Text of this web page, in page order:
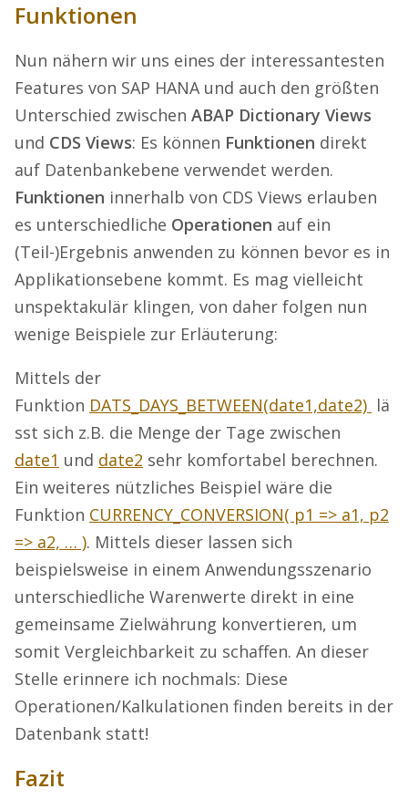
Funktionen
Nun nähern wir uns eines der interessantesten
Features von SAP HANA und auch den größten
Unterschied zwischen ABAP Dictionary Views
und CDS Views: Es können Funktionen direkt
auf Datenbankebene verwendet werden.
Funktionen innerhalb von CDS Views erlauben
es unterschiedliche Operationen auf ein
(Teil-)Ergebnis anwenden zu können bevor es in
Applikationsebene kommt. Es mag vielleicht
unspektakulär klingen, von daher folgen nun
wenige Beispiele zur Erläuterung:
Mittels der
Funktion DATS_DAYS_BETWEEN(date1,date2) lä
sst sich z.B. die Menge der Tage zwischen
date1 und date2 sehr komfortabel berechnen.
Ein weiteres nützliches Beispiel wäre die
Funktion CURRENCY_CONVERSION( p1 => a1, p2
=> a2, … ). Mittels dieser lassen sich
beispielsweise in einem Anwendungsszenario
unterschiedliche Warenwerte direkt in eine
gemeinsame Zielwährung konvertieren, um
somit Vergleichbarkeit zu schaffen. An dieser
Stelle erinnere ich nochmals: Diese
Operationen/Kalkulationen finden bereits in der
Datenbank statt!
Fazit